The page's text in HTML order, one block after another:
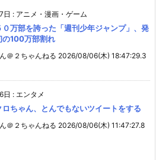
日 : アニメ・漫画・ゲーム
０万部を誇った「週刊少年ジャンプ」、発
の100万部割れ
＠２ちゃんねる 2026/08/06(木) 18:47:29.3
日 : エンタメ
ロちゃん、とんでもないツイートをする
＠２ちゃんねる 2026/08/06(木) 11:47:27.8